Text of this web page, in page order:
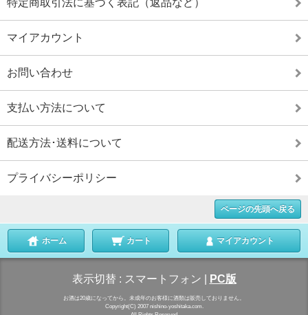
特定商取引法に基づく表記（返品など）
マイアカウント
お問い合わせ
支払い方法について
配送方法･送料について
プライバシーポリシー
ページの先頭へ戻る
ホーム カート マイアカウント
表示切替 : スマートフォン PC版
お酒は20歳になってから。未成年のお客様に酒類は販売しておりません。
Copyright(C) 2007 nishino-yoshitaka.com.